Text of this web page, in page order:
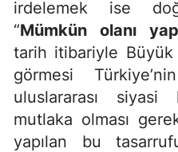
irdelemek ise
“Mümkün olanı
tarih itibariyle Büyük
görmesi
uluslararası siyasi
mutlaka olması
yapılan bu